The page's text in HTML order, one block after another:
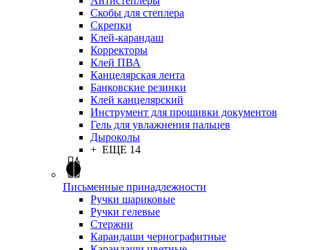
Скобы для степлера
Скрепки
Клей-карандаш
Корректоры
Клей ПВА
Канцелярская лента
Банковские резинки
Клей канцелярский
Инструмент для прошивки документов
Гель для увлажнения пальцев
Дыроколы
+ ЕЩЕ 14
Письменные принадлежности
Ручки шариковые
Ручки гелевые
Стержни
Карандаши чернографитные